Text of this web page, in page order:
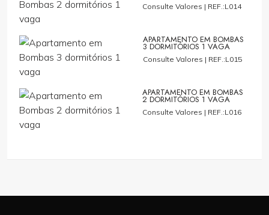
Consulte Valores | REF.:L014
APARTAMENTO EM BOMBAS
3 DORMITÓRIOS 1 VAGA
Consulte Valores | REF.:L015
APARTAMENTO EM BOMBAS
2 DORMITÓRIOS 1 VAGA
Consulte Valores | REF.:L016